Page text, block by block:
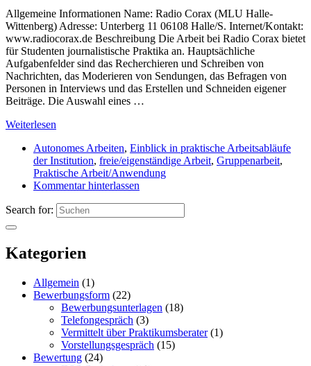
Allgemeine Informationen Name: Radio Corax (MLU Halle-
Wittenberg) Adresse: Unterberg 11 06108 Halle/S. Internet/Kontakt:
www.radiocorax.de Beschreibung Die Arbeit bei Radio Corax bietet
für Studenten journalistische Praktika an. Hauptsächliche
Aufgabenfelder sind das Recherchieren und Schreiben von
Nachrichten, das Moderieren von Sendungen, das Befragen von
Personen in Interviews und das Erstellen und Schneiden eigener
Beiträge. Die Auswahl eines …
Weiterlesen
Autonomes Arbeiten, Einblick in praktische Arbeitsabläufe
der Institution, freie/eigenständige Arbeit, Gruppenarbeit,
Praktische Arbeit/Anwendung
Kommentar hinterlassen
Search for:
Kategorien
Allgemein (1)
Bewerbungsform (22)
Bewerbungsunterlagen (18)
Telefongespräch (3)
Vermittelt über Praktikumsberater(1)
Vorstellungsgespräch (15)
Bewertung (24)